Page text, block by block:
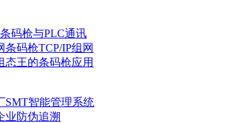
码枪与PLC通讯
条码枪TCP/IP组网
态王的条码枪应用
SMT智能管理系统
业防伪追溯